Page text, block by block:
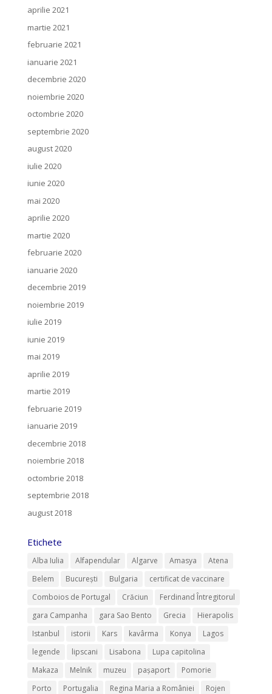
aprilie 2021
martie 2021
februarie 2021
ianuarie 2021
decembrie 2020
noiembrie 2020
octombrie 2020
septembrie 2020
august 2020
iulie 2020
iunie 2020
mai 2020
aprilie 2020
martie 2020
februarie 2020
ianuarie 2020
decembrie 2019
noiembrie 2019
iulie 2019
iunie 2019
mai 2019
aprilie 2019
martie 2019
februarie 2019
ianuarie 2019
decembrie 2018
noiembrie 2018
octombrie 2018
septembrie 2018
august 2018
Etichete
Alba Iulia Alfapendular Algarve Amasya
Atena
Belem
București Bulgaria
certificat de vaccinare
Comboios de Portugal
Crăciun
Ferdinand Întregitorul
gara Campanha
gara Sao Bento Grecia
Hierapolis
Istanbul
istorii Kars kavârma Konya
Lagos
legende
lipscani Lisabona
Lupa capitolina
Makaza
Melnik muzeu pașaport
Pomorie
Porto
Portugalia Regina Maria a României
Rojen